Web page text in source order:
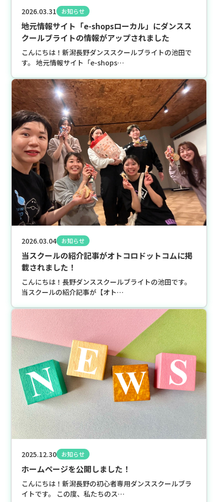
2026.03.31 お知らせ
地元情報サイト「e-shopsローカル」にダンスス
クールブライトの情報がアップされました
こんにちは！新潟長野ダンススクールブライトの池田で
す。 地元情報サイト「e-shops…
2026.03.04 お知らせ
当スクールの紹介記事がオトコロドットコムに掲
載されました！
こんにちは！長野ダンススクールブライトの池田です。
当スクールの紹介記事が【オト…
2025.12.30 お知らせ
ホームページを公開しました！
こんにちは！新潟長野の初心者専用ダンススクールブラ
イトです。 この度、私たちのス…